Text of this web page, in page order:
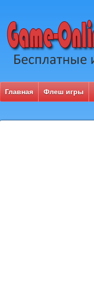
Главная Флеш игры